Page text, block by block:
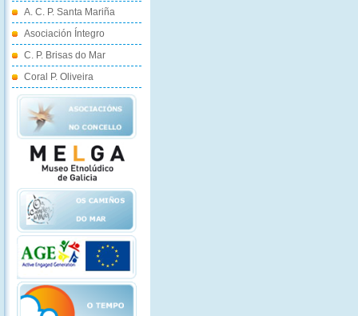
A. C. P. Santa Mariña
Asociación Íntegro
C. P. Brisas do Mar
Coral P. Oliveira